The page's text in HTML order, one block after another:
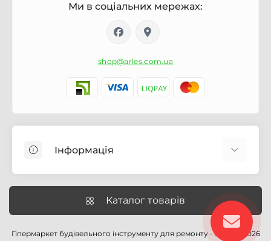
Ми в соціальних мережах:
shop@arles.com.ua
Інформація
Про магазин Arles.com.ua
Умови обслуговування
Умови оформлення замовлення
Каталог товарів
Гіпермаркет будівельного інструменту для ремонту - Arles © 2026